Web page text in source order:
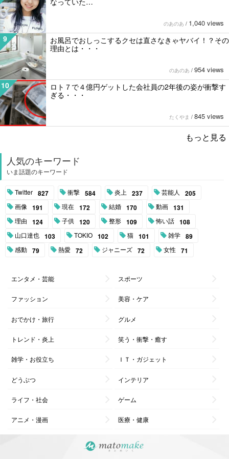
のあのあ / 1,040 views
9
お風呂でおしっこするクセは直さなきゃヤバイ！？その
理由とは・・・
のあのあ / 954 views
10
ロト７で４億円ゲットした会社員の2年後の姿が衝撃す
ぎる・・・
たくやま / 845 views
もっと見る
人気のキーワード
いま話題のキーワード
Twitter 827 衝撃 584 炎上 237 芸能人 205
画像 191 現在 172 結婚 170 動画 131
理由 124 子供 120 整形 109 怖い話 108
山口達也 103 TOKIO 102 猫 101 雑学 89
感動 79 熱愛 72 ジャニーズ 72 女性 71
エンタメ・芸能 スポーツ
ファッション 美容・ケア
おでかけ・旅行 グルメ
トレンド・炎上 笑う・衝撃・癒す
雑学・お役立ち ＩＴ・ガジェット
どうぶつ インテリア
ライフ・社会 ゲーム
アニメ・漫画 医療・健康